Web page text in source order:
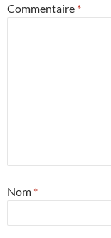
Commentaire *
Nom *